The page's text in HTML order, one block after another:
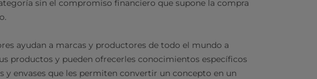
sin el compromiso financiero que supone la compra
ayudan a marcas y productores de todo el mundo a
productos y pueden ofrecerles conocimientos específicos
y envases que les permiten convertir un concepto en un